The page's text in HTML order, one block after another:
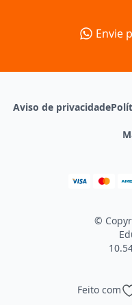
Envie
Aviso de privacidade
©
Feito com